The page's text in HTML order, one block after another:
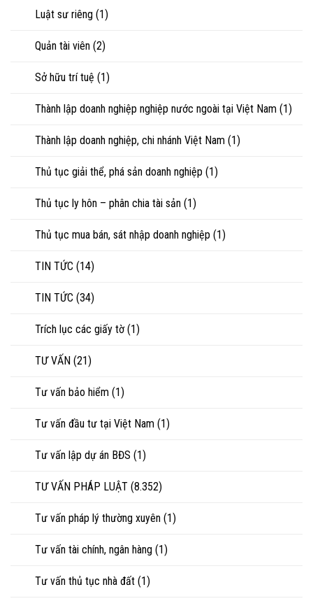
Luật sư riêng (1)
Quản tài viên (2)
Sở hữu trí tuệ (1)
Thành lập doanh nghiệp nghiệp nước ngoài tại Việt Nam (1)
Thành lập doanh nghiệp, chi nhánh Việt Nam (1)
Thủ tục giải thể, phá sản doanh nghiệp (1)
Thủ tục ly hôn – phân chia tài sản (1)
Thủ tục mua bán, sát nhập doanh nghiệp (1)
TIN TỨC (14)
TIN TỨC (34)
Trích lục các giấy tờ (1)
TƯ VẤN (21)
Tư vấn bảo hiểm (1)
Tư vấn đầu tư tại Việt Nam (1)
Tư vấn lập dự án BĐS (1)
TƯ VẤN PHÁP LUẬT (8.352)
Tư vấn pháp lý thường xuyên (1)
Tư vấn tài chính, ngân hàng (1)
Tư vấn thủ tục nhà đất (1)